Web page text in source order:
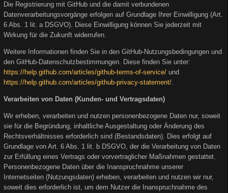
Die Registrierung mit GitHub und die damit verbundenen
Datenverarbeitungsvorgänge erfolgen auf Grundlage Ihrer Einwilligung (Art.
6 Abs. 1 lit. a DSGVO). Diese Einwilligung können Sie jederzeit mit
Wirkung für die Zukunft widerrufen.
Weitere Informationen finden Sie in den GitHub-Nutzungsbedingungen und
den GitHub-Datenschutzbestimmungen. Diese finden Sie unter:
https://help.github.com/articles/github-terms-of-service/ und
https://help.github.com/articles/github-privacy-statement/.
Verarbeiten von Daten (Kunden- und Vertragsdaten)
Wir erheben, verarbeiten und nutzen personenbezogene Daten nur, soweit
sie für die Begründung, inhaltliche Ausgestaltung oder Änderung des
Rechtsverhältnisses erforderlich sind (Bestandsdaten). Dies erfolgt auf
Grundlage von Art. 6 Abs. 1 lit. b DSGVO, der die Verarbeitung von Daten
zur Erfüllung eines Vertrags oder vorvertraglicher Maßnahmen gestattet.
Personenbezogene Daten über die Inanspruchnahme unserer
Internetseiten (Nutzungsdaten) erheben, verarbeiten und nutzen wir nur,
soweit dies erforderlich ist, um dem Nutzer die Inanspruchnahme des